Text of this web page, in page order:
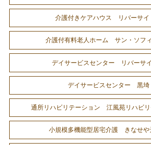
介護付きケアハウス リバーサイ
介護付有料老人ホーム サン・ソフ
デイサービスセンター リバーサ
デイサービスセンター 黒埼
通所リハビリテーション 江風苑リハビ
小規模多機能型居宅介護 きなせや